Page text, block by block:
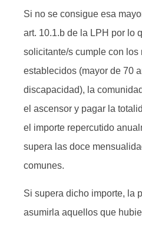
Si no se consigue esa
art. 10.1.b de la LPH por lo
solicitante/s cumple con
establecidos (mayor de 70
discapacidad), la
el ascensor y pagar la
el importe repercutido
supera las doce
comunes.
Si supera dicho importe, la
asumirla aquellos que